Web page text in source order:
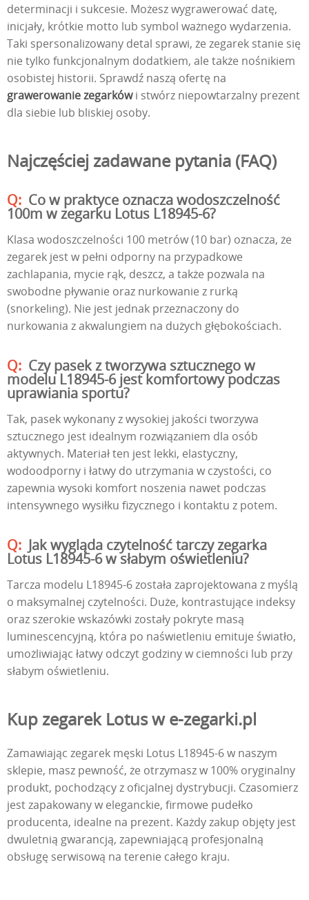
determinacji i sukcesie. Możesz wygrawerować datę,
inicjały, krótkie motto lub symbol ważnego wydarzenia.
Taki spersonalizowany detal sprawi, że zegarek stanie się
nie tylko funkcjonalnym dodatkiem, ale także nośnikiem
osobistej historii. Sprawdź naszą ofertę na
grawerowanie zegarkówi stwórz niepowtarzalny prezent
dla siebie lub bliskiej osoby.
Najczęściej zadawane pytania (FAQ)
Co w praktyce oznacza wodoszczelność
100m w zegarku Lotus L18945-6?
Klasa wodoszczelności 100 metrów (10 bar) oznacza, że
zegarek jest w pełni odporny na przypadkowe
zachlapania, mycie rąk, deszcz, a także pozwala na
swobodne pływanie oraz nurkowanie z rurką
(snorkeling). Nie jest jednak przeznaczony do
nurkowania z akwalungiem na dużych głębokościach.
Czy pasek z tworzywa sztucznego w
modelu L18945-6 jest komfortowy podczas
uprawiania sportu?
Tak, pasek wykonany z wysokiej jakości tworzywa
sztucznego jest idealnym rozwiązaniem dla osób
aktywnych. Materiał ten jest lekki, elastyczny,
wodoodporny i łatwy do utrzymania w czystości, co
zapewnia wysoki komfort noszenia nawet podczas
intensywnego wysiłku fizycznego i kontaktu z potem.
Jak wygląda czytelność tarczy zegarka
Lotus L18945-6 w słabym oświetleniu?
Tarcza modelu L18945-6 została zaprojektowana z myślą
o maksymalnej czytelności. Duże, kontrastujące indeksy
oraz szerokie wskazówki zostały pokryte masą
luminescencyjną, która po naświetleniu emituje światło,
umożliwiając łatwy odczyt godziny w ciemności lub przy
słabym oświetleniu.
Kup zegarek Lotus w e-zegarki.pl
Zamawiając zegarek męski Lotus L18945-6 w naszym
sklepie, masz pewność, że otrzymasz w 100% oryginalny
produkt, pochodzący z oficjalnej dystrybucji. Czasomierz
jest zapakowany w eleganckie, firmowe pudełko
producenta, idealne na prezent. Każdy zakup objęty jest
dwuletnią gwarancją, zapewniającą profesjonalną
obsługę serwisową na terenie całego kraju.